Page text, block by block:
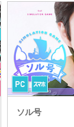
ソル号